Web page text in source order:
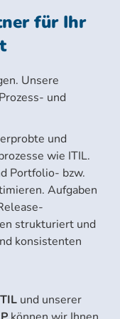
für Ihr
Unsere
und
und
wie ITIL.
Portfolio- bzw.
Aufgaben
strukturiert und
konsistenten
und unserer